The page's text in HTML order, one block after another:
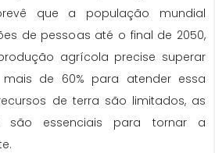
que a população mundial
de pessoas até o final de 2050,
agrícola precise superar
de 60% para atender essa
de terra são limitados, as
são essenciais para tornar a